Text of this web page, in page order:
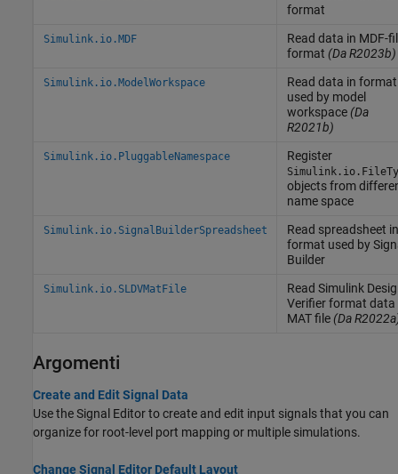
format
Simulink.io.MDF
Read data in MDF-
format (Da R2023b)
Simulink.io.ModelWorkspace
Read data in format
used by model
workspace(Da
R2021b)
Simulink.io.PluggableNamespace Register
objects from
name space
Simulink.io.SignalBuilderSpreadsheet
Read spreadsheet in
format used by
Builder
Simulink.io.SLDVMatFile Read Simulink
Verifierformat data
MAT file(Da
Argomenti
Create and Edit Signal Data
Use the Signal Editor to create and edit input signals that you can
organize for root-level port mapping or multiple simulations.
Change Signal Editor Default Layout